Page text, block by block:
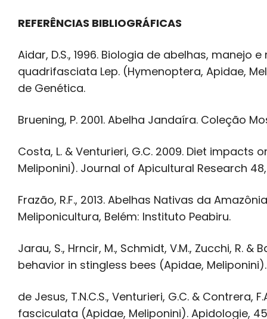
REFERÊNCIAS BIBLIOGRÁFICAS
Aidar, D.S., 1996. Biologia de abelhas,
quadrifasciata Lep. (Hymenoptera, Apidae,
de Genética.
Bruening, P. 2001. Abelha Jandaíra. Coleção
Costa, L. & Venturieri, G.C. 2009. Diet
Meliponini). Journal of Apicultural Research
Frazão, R.F., 2013. Abelhas Nativas da
Meliponicultura, Belém: Instituto Peabiru.
Jarau, S., Hrncir, M., Schmidt, V.M., Zucchi, R.
behavior in stingless bees (Apidae,
de Jesus, T.N.C.S., Venturieri, G.C. & Contrera,
fasciculata (Apidae, Meliponini). Apidologie,